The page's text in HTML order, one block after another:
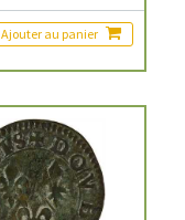
Ajouter au panier